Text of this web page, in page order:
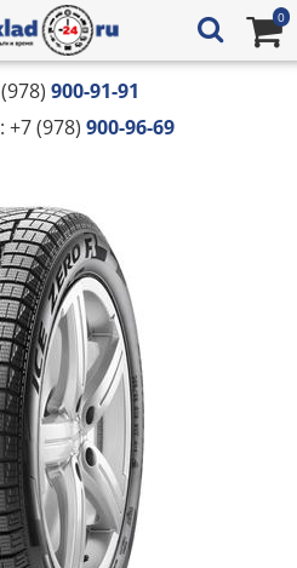
0
900-91-91
+7 (978) 900-96-69